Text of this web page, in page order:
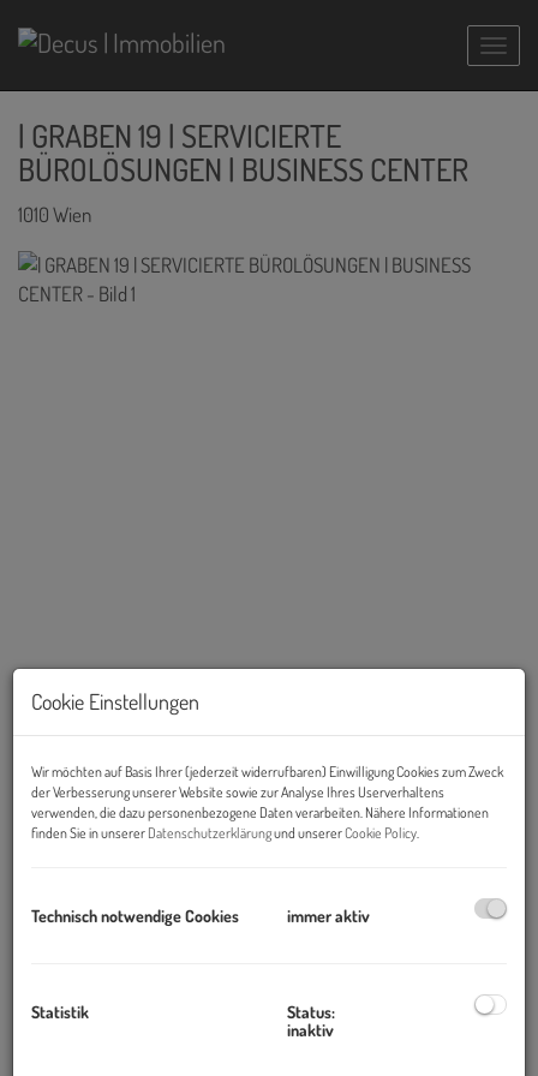
| GRABEN 19 | SERVICIERTE
BÜROLÖSUNGEN | BUSINESS CENTER
1010 Wien
Beschreibung
Objekt und Lage:
Stephansdom und der Hofburg entfernt direkt in der attraktiven
Fußgängerzone mit den traditionsreichen Einkaufsstraßen
Cookie Einstellungen
Wir möchten auf Basis Ihrer (jederzeit widerrufbaren) Einwilligung Cookies zum Zweck
der Verbesserung unserer Website sowie zur Analyse Ihres Userverhaltens
verwenden, die dazu personenbezogene Daten verarbeiten. Nähere Informationen
finden Sie in unserer Datenschutzerklärungund unsererCookie Policy
Technisch notwendige Cookies immer aktiv
Statistik
Status:
inaktiv